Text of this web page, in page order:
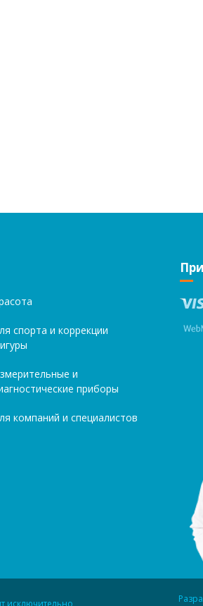
спорта и коррекции
и
приборы
компаний и специалистов
исключительно